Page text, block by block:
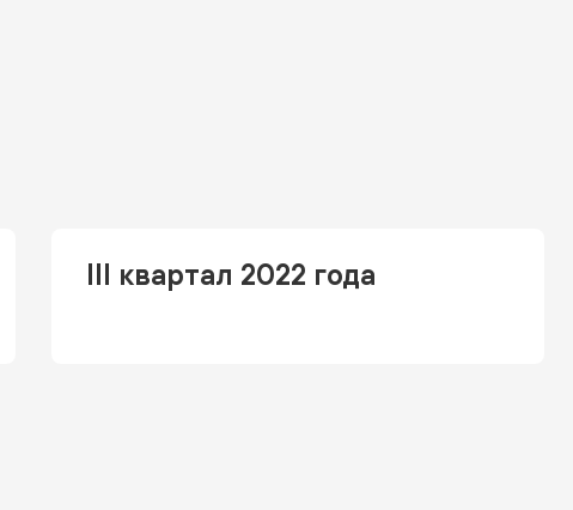
III квартал 2022 года